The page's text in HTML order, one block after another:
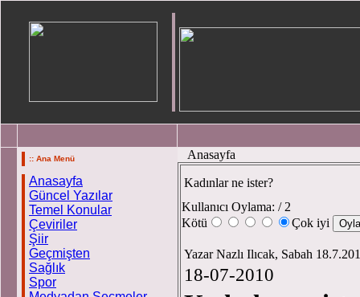
:: Ana Menü
Anasayfa
Güncel Yazılar
Temel Konular
Çeviriler
Şiir
Geçmişten
Sağlık
Spor
Anasayfa
Kadınlar ne ister?
Kullanıcı Oylama: / 2
Kötü
Çok iyi
Yazar Nazlı Ilıcak, Sabah
18-07-2010